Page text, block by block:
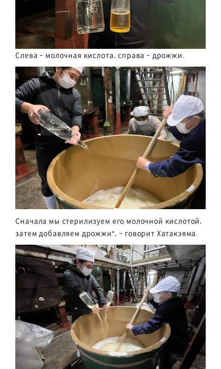
Слева - молочная кислота, справа - дрожжи.
Сначала мы стерилизуем его молочной кислотой,
затем добавляем дрожжи", - говорит Хатакэяма.